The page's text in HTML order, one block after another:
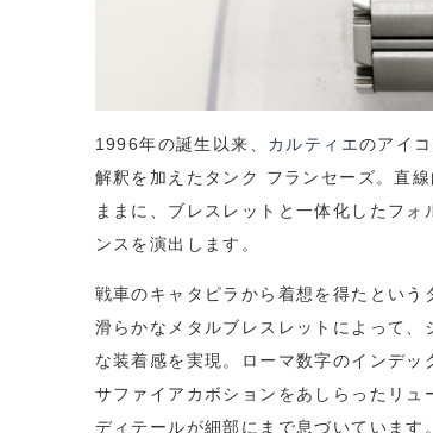
1996年の誕生以来、 カルティエのアイ
解釈を加えたタンク フランセーズ。直
ままに、ブレスレットと一体化したフ
ンスを演出します。
戦車のキャタピラから着想を得たという
滑らかなメタルブレスレットによって、
な装着感を実現。ローマ数字のインデッ
サファイアカボションをあしらったリュ
ディテールが細部にまで息づいています。